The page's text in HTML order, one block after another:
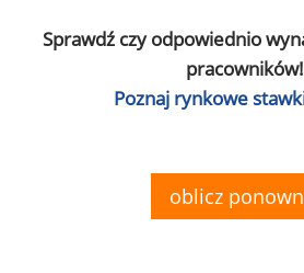
Sprawdź czy odpowiednio
pracowników!
Poznaj rynkowe
oblicz